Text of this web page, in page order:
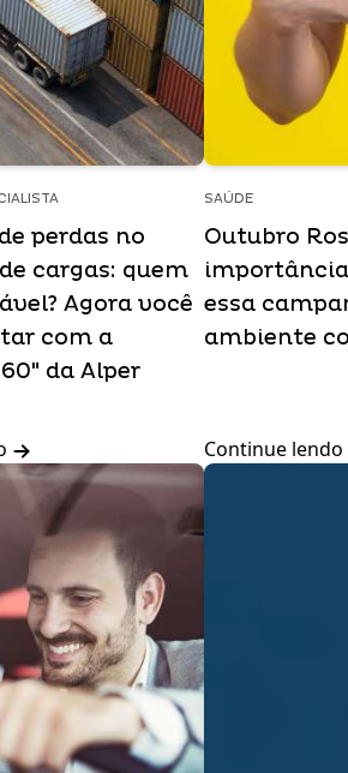
perdas no
cargas: quem
Agora você
com a
da Alper
SAÚDE
Outubro
essa
ambiente
Continue lendo